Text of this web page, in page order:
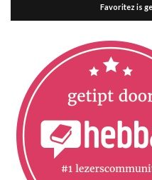
Favoritez is